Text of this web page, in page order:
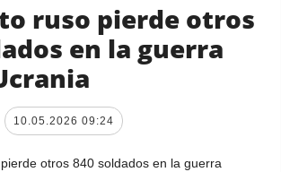
ruso pierde otros
en la guerra
10.05.2026 09:24